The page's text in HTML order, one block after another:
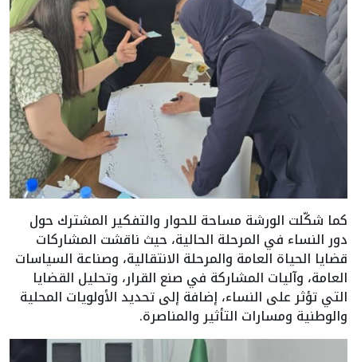
كما شكّلت الورشة مساحة للحوار والتفكير المشترك حول
دور النساء في المرحلة الحالية، حيث ناقشت المشاركات
قضايا الحياة العامة والمرحلة الانتقالية، وصناعة السياسات
العامة، وآليات المشاركة في صنع القرار، وتحليل القضايا
التي تؤثر على النساء، إضافة إلى تحديد الأولويات المحلية
والوطنية ومسارات التأثير والمناصرة.